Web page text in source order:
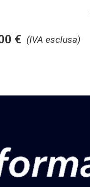
(IVA esclusa)
€